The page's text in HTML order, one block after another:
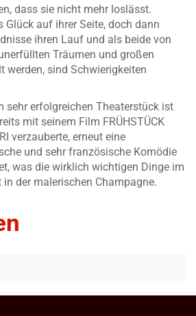
dass sie nicht mehr loslässt.
auf ihrer Seite, doch dann
ihren Lauf und als beide von
Träumen und großen
werden, sind Schwierigkeiten
sehr erfolgreichen Theaterstück ist
mit seinem Film FRÜHSTÜCK
verzauberte, erneut eine
und sehr französische Komödie
was die wirklich wichtigen Dinge im
der malerischen Champagne.